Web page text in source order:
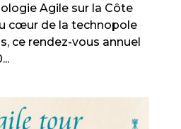
Agile sur la Côte
cœur de la technopole
ce rendez-vous annuel